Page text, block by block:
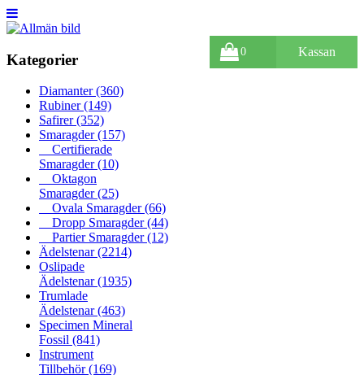
0 Kassan
Kategorier
Diamanter(360)
Rubiner(149)
Safirer(352)
Smaragder(157)
Certifierade
Smaragder(10)
Oktagon
Smaragder(25)
Ovala Smaragder(66)
Dropp Smaragder(44)
Partier Smaragder(12)
Ädelstenar(2214)
Oslipade
Ädelstenar(1935)
Trumlade
Ädelstenar(463)
Specimen Mineral
Fossil (841)
Instrument
Tillbehör(169)